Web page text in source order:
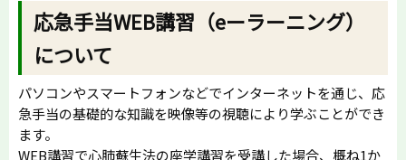
応急手当WEB講習（eーラーニング）
について
パソコンやスマートフォンなどでインターネットを通じ、応
急手当の基礎的な知識を映像等の視聴により学ぶことができ
ます。
WEB講習で心肺蘇生法の座学講習を受講した場合、概ね1か